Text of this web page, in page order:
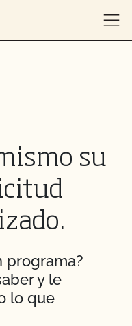
su
programa?
y le
lo que